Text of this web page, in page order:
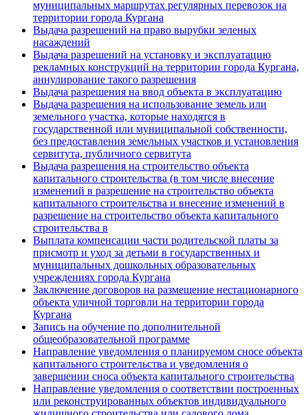
муниципальных маршрутах регулярных перевозок на
территории города Кургана
Выдача разрешений на право вырубки зеленых
насаждений
Выдача разрешений на установку и эксплуатацию
рекламных конструкций на территории города Кургана,
аннулирование такого разрешения
Выдача разрешения на ввод объекта в эксплуатацию
Выдача разрешения на использование земель или
земельного участка, которые находятся в
государственной или муниципальной собственности,
без предоставления земельных участков и установления
сервитута, публичного сервитута
Выдача разрешения на строительство объекта
капитального строительства (в том числе внесение
изменений в разрешение на строительство объекта
капитального строительства и внесение изменений в
разрешение на строительство объекта капитального
строительства в
Выплата компенсации части родительской платы за
присмотр и уход за детьми в государственных и
муниципальных дошкольных образовательных
учреждениях города Кургана
Заключение договоров на размещение нестационарного
объекта уличной торговли на территории города
Кургана
Запись на обучение по дополнительной
общеобразовательной программе
Направление уведомления о планируемом сносе объекта
капитального строительства и уведомления о
завершении сноса объекта капитального строительства
Направление уведомления о соответствии построенных
или реконструированных объектов индивидуального